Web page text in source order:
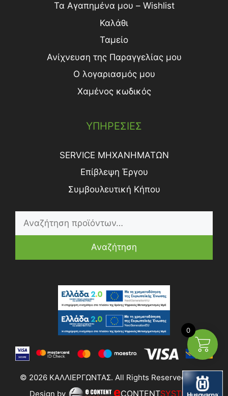
Τα Αγαπημένα μου – Wishlist
Καλάθι
Ταμείο
Ανίχνευση της Παραγγελίας μου
Ο λογαριασμός μου
Χαμένος κωδικός
ΥΠΗΡΕΣΙΕΣ
SERVICE ΜΗΧΑΝΗΜΑΤΩΝ
Επίβλεψη Έργου
Συμβουλευτική Κήπου
Αναζήτηση
© 2026 ΚΑΛΛΙΕΡΓΩΝΤΑΣ. All Rights Reserved | Web
Design by
eCONTENTSYSTEMS
0